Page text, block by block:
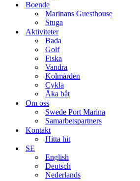
Boende
Marinans Guesthouse
Stuga
Aktiviteter
Bada
Golf
Fiska
Vandra
Kolmården
Cykla
Åka båt
Om oss
Swede Port Marina
Samarbetspartners
Kontakt
Hitta hit
SE
English
Deutsch
Nederlands